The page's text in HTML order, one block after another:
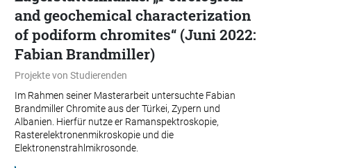
and geochemical characterization
of podiform chromites“ (Juni 2022:
Fabian Brandmiller)
Projekte von Studierenden
Im Rahmen seiner Masterarbeit untersuchte Fabian
Brandmiller Chromite aus der Türkei, Zypern und
Albanien. Hierfür nutze er Ramanspektroskopie,
Rasterelektronenmikroskopie und die
Elektronenstrahlmikrosonde.